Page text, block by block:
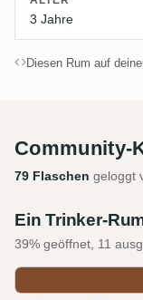
3 Jahre
Diesen Rum auf
Community-
79 Flaschen geloggt
Ein Trinker-
39% geöffnet, 11